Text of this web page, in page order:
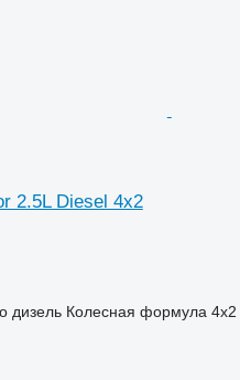
2.5L Diesel 4x2
дизель Колесная формула 4x2